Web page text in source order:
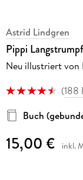
Astrid Lindgren
Pippi
Neu illustriert von
(188
Buch
15,00 € inkl.